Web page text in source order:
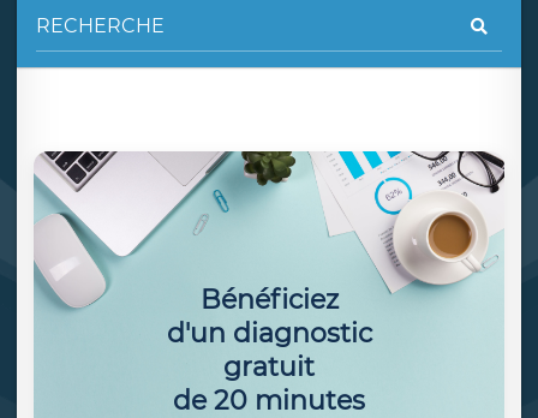
Bénéficiez
d'un diagnostic
gratuit
de 20 minutes